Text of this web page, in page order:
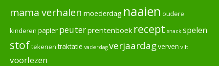
mama verhalen moederdag naaien oudere
kinderen papier peuterprentenboek recept snack spelen
stoftekenen traktatie vaderdag verjaardagverven vilt
voorlezen